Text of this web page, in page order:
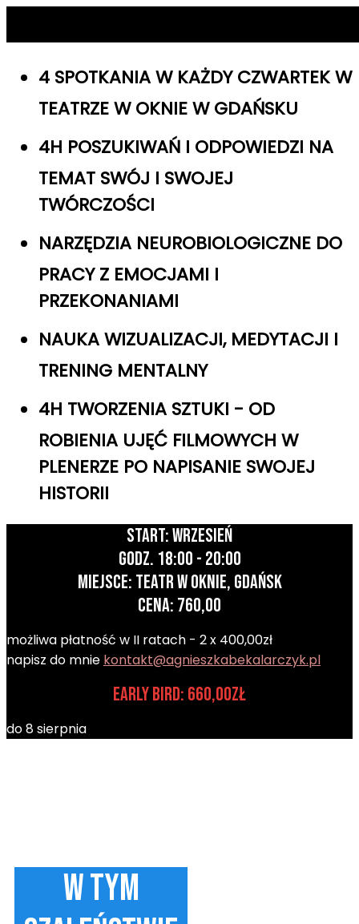
4 SPOTKANIA W KAŻDY CZWARTEK W
TEATRZE W OKNIE W GDAŃSKU
4H POSZUKIWAŃ I ODPOWIEDZI NA
TEMAT SWÓJ I SWOJEJ
TWÓRCZOŚCI
NARZĘDZIA NEUROBIOLOGICZNE DO
PRACY Z EMOCJAMI I
PRZEKONANIAMI
NAUKA WIZUALIZACJI, MEDYTACJI I
TRENING MENTALNY
4H TWORZENIA SZTUKI - OD
ROBIENIA UJĘĆ FILMOWYCH W
PLENERZE PO NAPISANIE SWOJEJ
HISTORII
START: WRZESIEŃ
GODZ. 18:00 - 20:00
MIEJSCE: TEATR W OKNIE, GDAŃSK
CENA: 760,00
możliwa płatność w II ratach - 2 x 400,00zł
napisz do mnie kontakt@agnieszkabekalarczyk.pl
EARLY BIRD: 660,00zł
do 8 sierpnia
W tym